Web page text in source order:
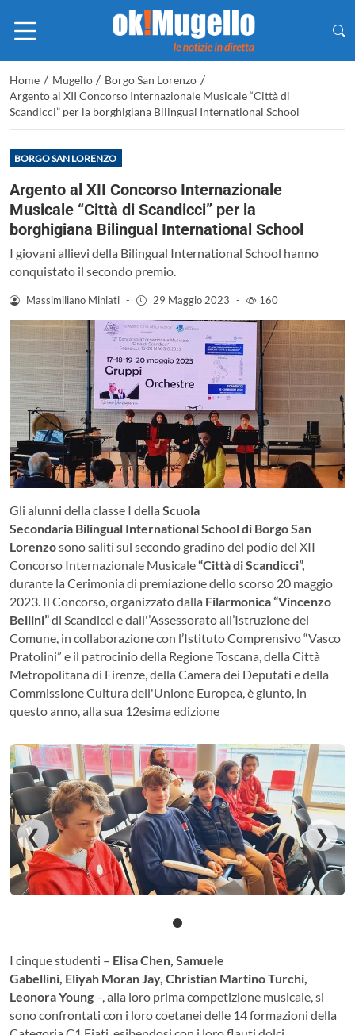
Home / Mugello / Borgo San Lorenzo /
Argento al XII Concorso Internazionale Musicale “Città di
Scandicci” per la borghigiana Bilingual International School
BORGO SAN LORENZO
Argento al XII Concorso Internazionale
Musicale “Città di Scandicci” per la
borghigiana Bilingual International School
I giovani allievi della Bilingual International School hanno
conquistato il secondo premio.
Massimiliano Miniati - 29 Maggio 2023 - 160
Gli alunni della classe I della Scuola
Secondaria Bilingual International School di Borgo San
Lorenzosono saliti sul secondo gradino del podio del XII
Concorso Internazionale Musicale“Città di Scandicci”,
durante la Cerimonia di premiazione dello scorso 20 maggio
2023. Il Concorso, organizzato dalla Filarmonica “Vincenzo
Bellini”di Scandicci e dall'’Assessorato all’Istruzione del
Comune, in collaborazione con l’Istituto Comprensivo “Vasco
Pratolini” e il patrocinio della Regione Toscana, della Città
Metropolitana di Firenze, della Camera dei Deputati e della
Commissione Cultura dell'Unione Europea, è giunto, in
questo anno, alla sua 12esima edizione
❮ ❯
I cinque studenti – Elisa Chen, Samuele
Gabellini, Eliyah Moran Jay, Christian Martino Turchi,
Leonora Young –, alla loro prima competizione musicale, si
sono confrontati con i loro coetanei delle 14 formazioni della